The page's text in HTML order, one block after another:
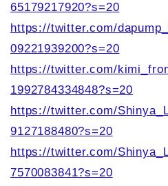
65179217920?s=20
https://twitter.com/
09221939200?s=20
https://twitter.com/
1992784334848?s=20
https://twitter.com/
9127188480?s=20
https://twitter.com/
7570083841?s=20